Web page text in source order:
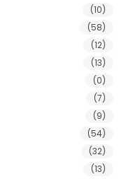
(10)
(58)
(12)
(13)
(0)
(7)
(9)
(54)
(32)
(13)